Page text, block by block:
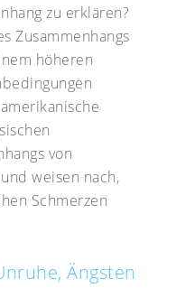
zu erklären?
Zusammenhangs
höheren
von
weisen nach,
Schmerzen
Ängsten